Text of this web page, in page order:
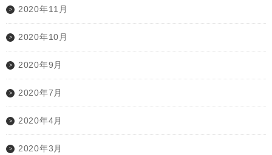
2020年11月
2020年10月
2020年9月
2020年7月
2020年4月
2020年3月